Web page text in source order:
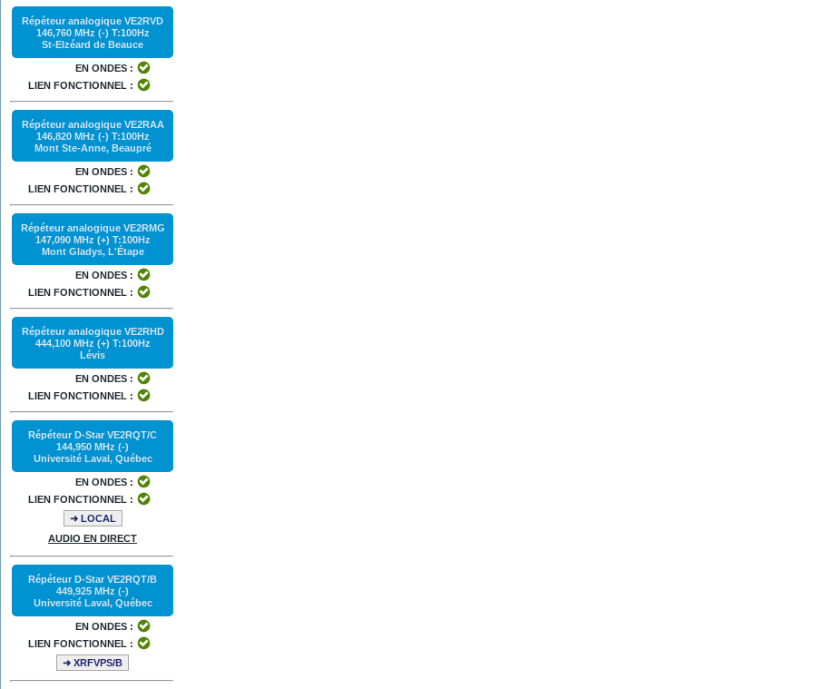
Répéteur analogique VE2RVD
146,760 MHz (-) T:100Hz
St-Elzéard de Beauce
EN ONDES :
LIEN FONCTIONNEL :
Répéteur analogique VE2RAA
146,820 MHz (-) T:100Hz
Mont Ste-Anne, Beaupré
EN ONDES :
LIEN FONCTIONNEL :
Répéteur analogique VE2RMG
147,090 MHz (+) T:100Hz
Mont Gladys, L'Étape
EN ONDES :
LIEN FONCTIONNEL :
Répéteur analogique VE2RHD
444,100 MHz (+) T:100Hz
Lévis
EN ONDES :
LIEN FONCTIONNEL :
Répéteur D-Star VE2RQT/C
144,950 MHz (-)
Université Laval, Québec
EN ONDES :
LIEN FONCTIONNEL :
➜ LOCAL
AUDIO EN DIRECT
Répéteur D-Star VE2RQT/B
449,925 MHz (-)
Université Laval, Québec
EN ONDES :
LIEN FONCTIONNEL :
➜ XRFVPS/B